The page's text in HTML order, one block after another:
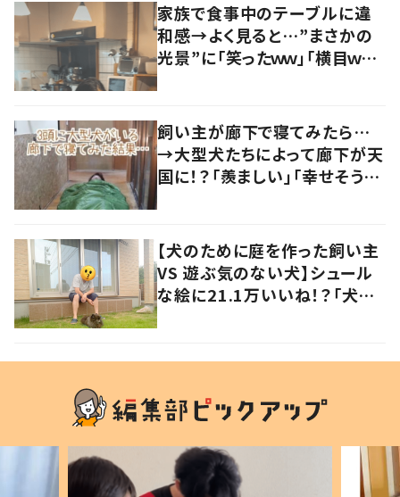
家族で食事中のテーブルに違
和感→よく見ると…”まさかの
光景”に「笑ったｗｗ」「横目ｗｗ
飼い主が廊下で寝てみたら…
→大型犬たちによって廊下が天
国に！？「羨ましい」「幸せそう」
【犬のために庭を作った飼い主
VS 遊ぶ気のない犬】シュール
な絵に21.1万いいね！？「犬の